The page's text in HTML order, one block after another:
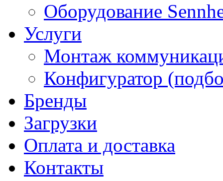
Оборудование
Услуги
Монтаж
Конфигуратор
Бренды
Загрузки
Оплата и доставка
Контакты